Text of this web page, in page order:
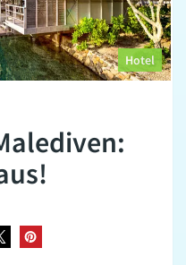
Hotel